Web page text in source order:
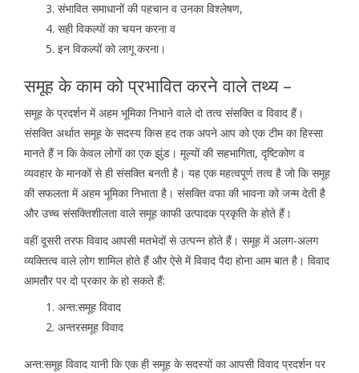
संभावित समाधानों की पहचान व उनका विश्लेषण,
सही विकल्पों का चयन करना व
इन विकल्पों को लागू करना।
समूह के काम को प्रभावित करने वाले तथ्य –
समूह के प्रदर्शन में अहम भूमिका निभाने वाले दो तत्व संसक्ति व विवाद हैं।
संसक्ति अर्थात समूह के सदस्य किस हद तक अपने आप को एक टीम का हिस्सा
मानते हैं न कि केवल लोगों का एक झुंड। मूल्यों की सहभागिता, दृष्टिकोण व
व्यवहार के मानकों से ही संसक्ति बनती है। यह एक महत्वपूर्ण तत्व है जो कि समूह
की सफलता में अहम भूमिका निभाता है। संसक्ति वफा की भावना को जन्म देती है
और उच्च संसक्तिशीलता वाले समूह काफी उत्पादक प्रकृति के होते हैं।
वहीं दूसरी तरफ विवाद आपसी मतभेदों से उत्पन्न होते हैं। समूह में अलग-अलग
व्यक्तित्व वाले लोग शामिल होते हैं और ऐसे में विवाद पैदा होना आम बात है। विवाद
आमतौर पर दो प्रकार के हो सकते हैं:
अन्त:समूह विवाद
अन्तरसमूह विवाद
अन्त:समूह विवाद यानी कि एक ही समूह के सदस्यों का आपसी विवाद प्रदर्शन पर